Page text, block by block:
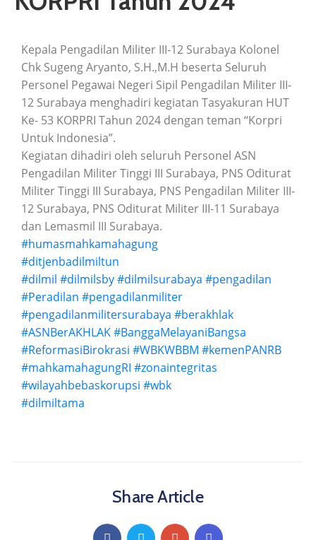
Kepala Pengadilan Militer III-12 Surabaya Kolonel
Chk Sugeng Aryanto, S.H.,M.H beserta Seluruh
Personel Pegawai Negeri Sipil Pengadilan Militer III-
12 Surabaya menghadiri kegiatan Tasyakuran HUT
Ke- 53 KORPRI Tahun 2024 dengan teman “Korpri
Untuk Indonesia”.
Kegiatan dihadiri oleh seluruh Personel ASN
Pengadilan Militer Tinggi III Surabaya, PNS Oditurat
Militer Tinggi III Surabaya, PNS Pengadilan Militer III-
12 Surabaya, PNS Oditurat Militer III-11 Surabaya
dan Lemasmil III Surabaya.
#humasmahkamahagung
#ditjenbadilmiltun
#dilmil #dilmilsby#dilmilsurabaya #pengadilan
#Peradilan #pengadilanmiliter
#pengadilanmilitersurabaya #berakhlak
#ASNBerAKHLAK#BanggaMelayaniBangsa
#ReformasiBirokrasi #WBKWBBM #kemenPANRB
#mahkamahagungRI #zonaintegritas
#wilayahbebaskorupsi #wbk
#dilmiltama
Share Article